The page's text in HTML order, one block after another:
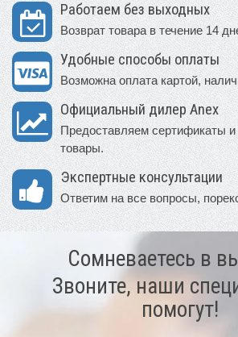
Работаем без выходных
Возврат товара в течение 14
Удобные способы оплаты
Возможна оплата картой,
Официальный дилер Anex
Предоставляем сертификаты и
товары.
Экспертные консультации
Ответим на все вопросы,
Сомневаетесь в
Звоните, наши
помогут!